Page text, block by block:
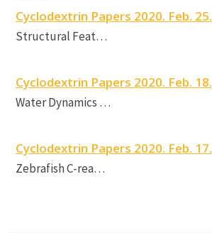
Cyclodextrin Papers 2020. Feb. 25.
Structural Feat…
Cyclodextrin Papers 2020. Feb. 18.
Water Dynamics …
Cyclodextrin Papers 2020. Feb. 17.
Zebrafish C-rea…